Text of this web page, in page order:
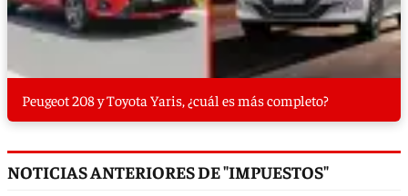
Peugeot 208 y Toyota Yaris, ¿cuál es más completo?
NOTICIAS ANTERIORES DE "IMPUESTOS"